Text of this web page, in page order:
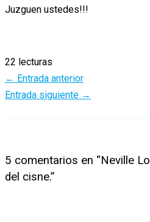
Juzguen ustedes!!!
22 lecturas
← Entrada anterior
Entrada siguiente →
5 comentarios en “Neville
del cisne.”